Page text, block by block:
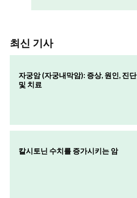
최신 기사
자궁암 (자궁내막암): 증상, 원인, 진단
및 치료
칼시토닌 수치를 증가시키는 암